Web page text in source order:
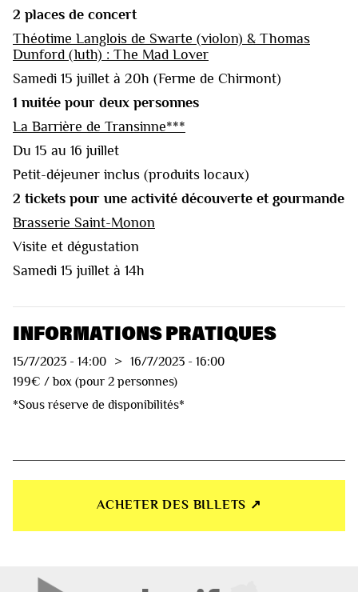
2 places de concert
Théotime Langlois de Swarte (violon) & Thomas
Dunford (luth) : The Mad Lover
Samedi 15 juillet à 20h (Ferme de Chirmont)
1 nuitée pour deux personnes
La Barrière de Transinne***
Du 15 au 16 juillet
Petit-déjeuner inclus (produits locaux)
2 tickets pour une activité découverte et gourmande
Brasserie Saint-Monon
Visite et dégustation
Samedi 15 juillet à 14h
INFORMATIONS PRATIQUES
15/7/2023 - 14:00 > 16/7/2023 - 16:00
199€ / box (pour 2 personnes)
*Sous réserve de disponibilités*
ACHETER DES BILLETS ↗︎